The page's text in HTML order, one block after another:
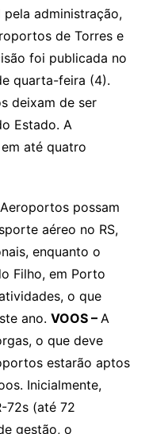
administração,
de Torres e
foi publicada no
quarta-feira (4).
deixam de ser
Estado. A
até quatro
possam
aéreo no RS,
enquanto o
Filho, em Porto
o que
ano. VOOS – A
o que deve
estarão aptos
Inicialmente,
72s (até 72
gestão, o